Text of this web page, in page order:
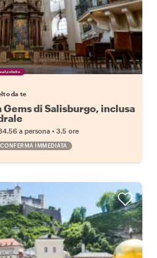
preferito
da te
di Salisburgo, inclusa
a persona • 3.5 ore
CONFERMA IMMEDIATA